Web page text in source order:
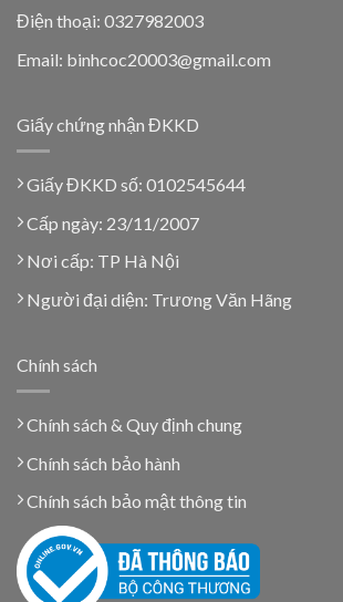
Điện thoại: 0327982003
Email: binhcoc20003@gmail.com
Giấy chứng nhận ĐKKD
Giấy ĐKKD số: 0102545644
Cấp ngày: 23/11/2007
Nơi cấp: TP Hà Nội
Người đại diện: Trương Văn Hãng
Chính sách
Chính sách & Quy định chung
Chính sách bảo hành
Chính sách bảo mật thông tin